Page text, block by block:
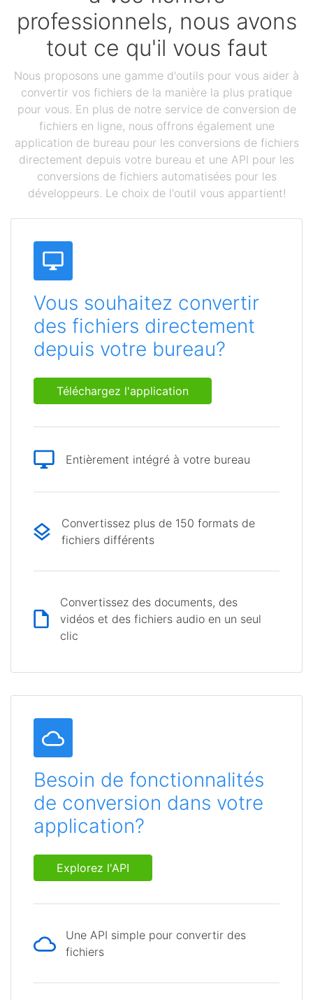
professionnels, nous avons
tout ce qu'il vous faut
Nous proposons une gamme d'outils pour vous aider à
convertir vos fichiers de la manière la plus pratique
pour vous. En plus de notre service de conversion de
fichiers en ligne, nous offrons également une
application de bureau pour les conversions de fichiers
directement depuis votre bureau et une API pour les
conversions de fichiers automatisées pour les
développeurs. Le choix de l'outil vous appartient!
Vous souhaitez convertir
des fichiers directement
depuis votre bureau?
Téléchargez l'application
Entièrement intégré à votre bureau
Convertissez plus de 150 formats de
fichiers différents
Convertissez des documents, des
vidéos et des fichiers audio en un seul
clic
Besoin de fonctionnalités
de conversion dans votre
application?
Explorez l'API
Une API simple pour convertir des
fichiers